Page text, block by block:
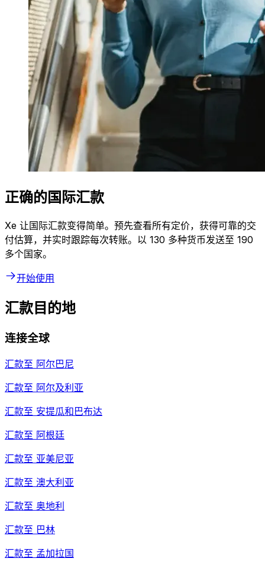
正确的国际汇款
Xe 让国际汇款变得简单。预先查看所有定价，获得可靠的交
付估算，并实时跟踪每次转账。以 130 多种货币发送至 190
多个国家。
开始使用
汇款目的地
连接全球
汇款至 阿尔巴尼
汇款至 阿尔及利亚
汇款至 安提瓜和巴布达
汇款至 阿根廷
汇款至 亚美尼亚
汇款至 澳大利亚
汇款至 奥地利
汇款至 巴林
汇款至 孟加拉国